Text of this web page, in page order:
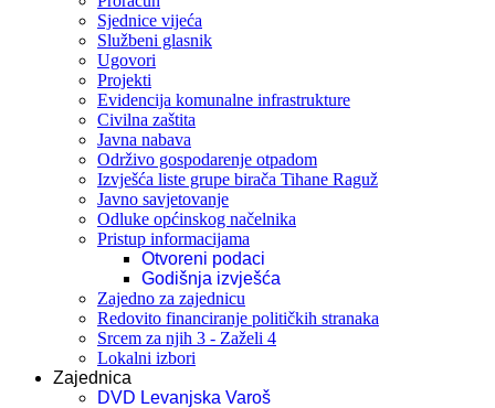
Sjednice vijeća
Službeni glasnik
Ugovori
Projekti
Evidencija komunalne infrastrukture
Civilna zaštita
Javna nabava
Održivo gospodarenje otpadom
Izvješća liste grupe birača Tihane Raguž
Javno savjetovanje
Odluke općinskog načelnika
Pristup informacijama
Otvoreni podaci
Godišnja izvješća
Zajedno za zajednicu
Redovito financiranje političkih stranaka
Srcem za njih 3 - Zaželi 4
Lokalni izbori
Zajednica
DVD Levanjska Varoš